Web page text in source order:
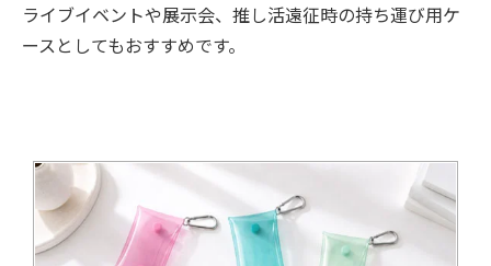
ライブイベントや展示会、推し活遠征時の持ち運び用ケ
ースとしてもおすすめです。